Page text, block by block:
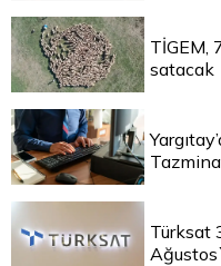
TİGEM,
satacak
Türksat